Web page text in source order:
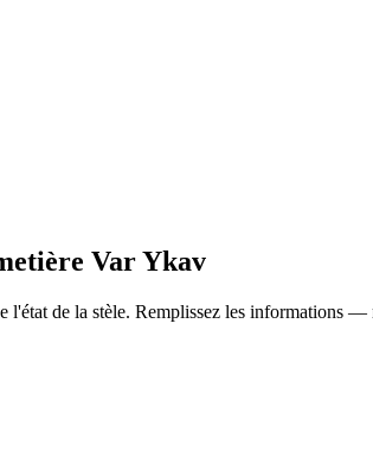
Var Ykav
de la stèle. Remplissez les informations